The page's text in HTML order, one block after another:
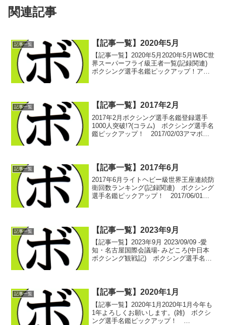
関連記事
記事一覧 【記事一覧】2020年5月
【記事一覧】2020年5月2020年5月WBC世
界スーパーフライ級王者一覧(記録関連)
ボクシング選手名鑑ピックアップ！アク
記事一覧 【記事一覧】2017年2月
2017年2月ボクシング選手名鑑登録選手
1000人突破!?(コラム) ボクシング選手名
鑑ピックアップ！ 2017/02/03アマボク
記事一覧 【記事一覧】2017年6月
2017年6月ライトヘビー級世界王座連続防
衛回数ランキング(記録関連) ボクシング
選手名鑑ピックアップ！ 2017/06/01ク
記事一覧 【記事一覧】2023年9月
【記事一覧】2023年9月 2023/09/09 -愛
知・名古屋国際会議場- みどころ(中日本
ボクシング観戦記) ボクシング選手名鑑
記事一覧 【記事一覧】2020年1月
【記事一覧】2020年1月2020年1月今年も
1年よろしくお願いします。(雑) ボクシ
ング選手名鑑ピックアップ！